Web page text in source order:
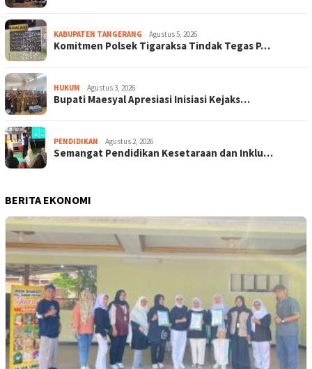
KABUPATEN TANGERANG Agustus 5, 2026
Komitmen Polsek Tigaraksa Tindak Tegas P…
HUKUM Agustus 3, 2026
Bupati Maesyal Apresiasi Inisiasi Kejaks…
PENDIDIKAN Agustus 2, 2026
Semangat Pendidikan Kesetaraan dan Inklu…
BERITA EKONOMI